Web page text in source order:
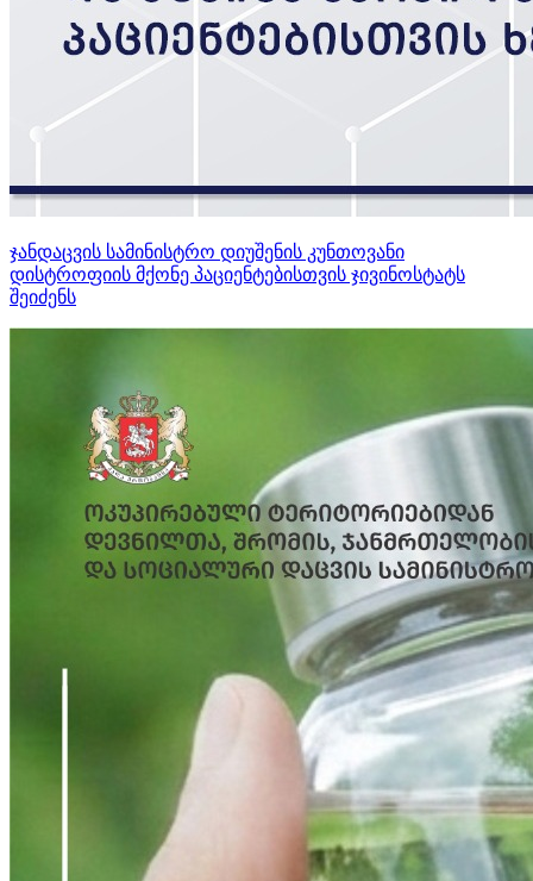
ჯანდაცვის სამინისტრო დიუშენის კუნთოვანი
დისტროფიის მქონე პაციენტებისთვის ჯივინოსტატს
შეიძენს